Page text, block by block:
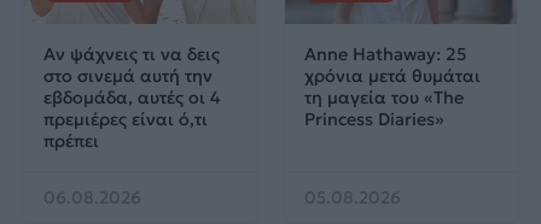
Αν ψάχνεις τι να δεις
στο σινεμά αυτή την
εβδομάδα, αυτές οι 4
πρεμιέρες είναι ό,τι
πρέπει
06.08.2026
Anne Hathaway: 25
χρόνια μετά θυμάται
τη μαγεία του «The
Princess Diaries»
05.08.2026